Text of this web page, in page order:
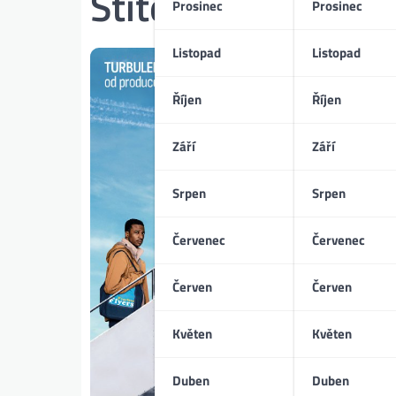
Prosinec
Listopad
Říjen
Září
Srpen
Červenec
Červen
Květen
Duben
Prosinec
Listopad
Říjen
Září
Srpen
Červenec
Červen
Květen
Duben